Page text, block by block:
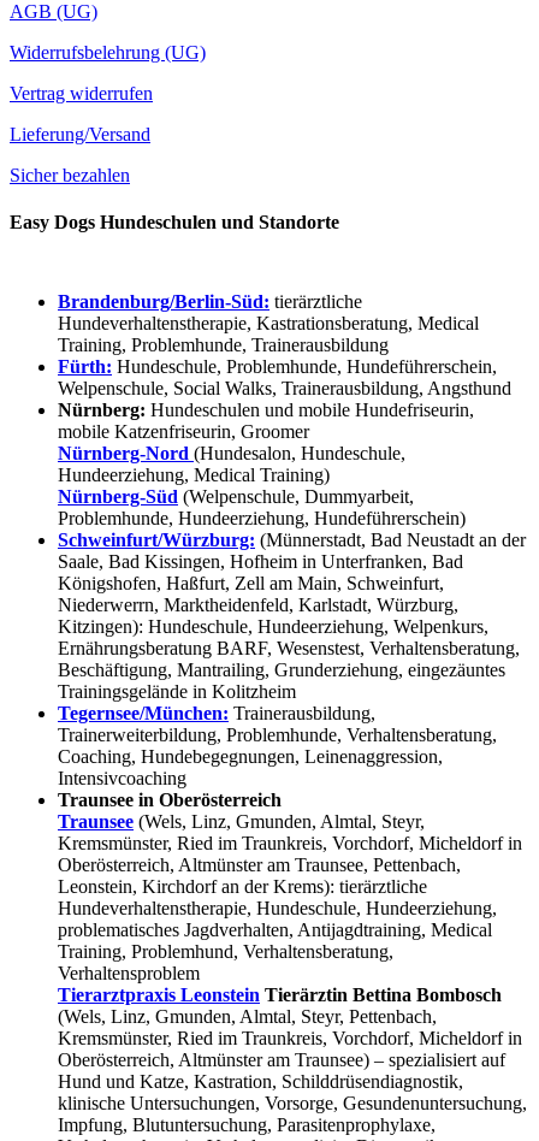
AGB (UG)
Widerrufsbelehrung (UG)
Vertrag widerrufen
Lieferung/Versand
Sicher bezahlen
Easy Dogs Hundeschulen und Standorte
Brandenburg/Berlin-Süd: tierärztliche
Hundeverhaltenstherapie, Kastrationsberatung, Medical
Training, Problemhunde, Trainerausbildung
Fürth: Hundeschule, Problemhunde, Hundeführerschein,
Welpenschule, Social Walks, Trainerausbildung, Angsthund
Nürnberg: Hundeschulen und mobile Hundefriseurin,
mobile Katzenfriseurin, Groomer
Nürnberg-Nord (Hundesalon, Hundeschule,
Hundeerziehung, Medical Training)
Nürnberg-Süd (Welpenschule, Dummyarbeit,
Problemhunde, Hundeerziehung, Hundeführerschein)
Schweinfurt/Würzburg: (Münnerstadt, Bad Neustadt an der
Saale, Bad Kissingen, Hofheim in Unterfranken, Bad
Königshofen, Haßfurt, Zell am Main, Schweinfurt,
Niederwerrn, Marktheidenfeld, Karlstadt, Würzburg,
Kitzingen): Hundeschule, Hundeerziehung, Welpenkurs,
Ernährungsberatung BARF, Wesenstest, Verhaltensberatung,
Beschäftigung, Mantrailing, Grunderziehung, eingezäuntes
Trainingsgelände in Kolitzheim
Tegernsee/München: Trainerausbildung,
Trainerweiterbildung, Problemhunde, Verhaltensberatung,
Coaching, Hundebegegnungen, Leinenaggression,
Intensivcoaching
Traunsee in Oberösterreich
Traunsee (Wels, Linz, Gmunden, Almtal, Steyr,
Kremsmünster, Ried im Traunkreis, Vorchdorf, Micheldorf in
Oberösterreich, Altmünster am Traunsee, Pettenbach,
Leonstein, Kirchdorf an der Krems): tierärztliche
Hundeverhaltenstherapie, Hundeschule, Hundeerziehung,
problematisches Jagdverhalten, Antijagdtraining, Medical
Training, Problemhund, Verhaltensberatung,
Verhaltensproblem
Tierarztpraxis Leonstein Tierärztin Bettina Bombosch
(Wels, Linz, Gmunden, Almtal, Steyr, Pettenbach,
Kremsmünster, Ried im Traunkreis, Vorchdorf, Micheldorf in
Oberösterreich, Altmünster am Traunsee) – spezialisiert auf
Hund und Katze, Kastration, Schilddrüsendiagnostik,
klinische Untersuchungen, Vorsorge, Gesundenuntersuchung,
Impfung, Blutuntersuchung, Parasitenprophylaxe,